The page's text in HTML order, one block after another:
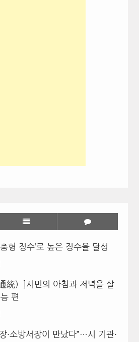
형 징수’로 높은 징수율 달성
統）]시민의 아침과 저녁을 살
편
·소방서장이 만났다”…시 기관·